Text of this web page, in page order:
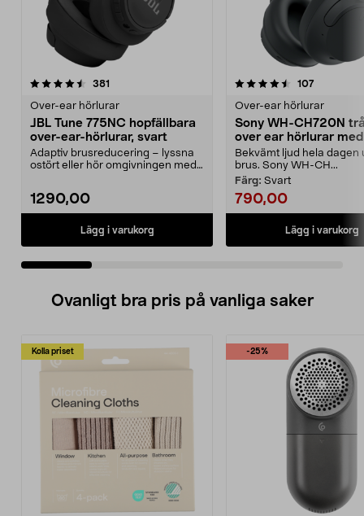
381
Over-ear hörlurar
JBL Tune 775NC hopfällbara
over-ear-hörlurar, svart
Adaptiv brusreducering – lyssna
ostört eller hör omgivningen med
1290,00
Lägg i varukorg
4.5 av 5 stjärnor 107
Over-ear hörlurar
Sony WH-CH720N
over ear hörlurar med
brusreducering
Bekvämt ljud hela dagen
brus. Sony WH-CH...
Färg: Svart
790,00
Lägg i varukorg
4.0 av 5 stjärnor
Ovanligt bra pris på vanliga saker
Kolla priset -25%